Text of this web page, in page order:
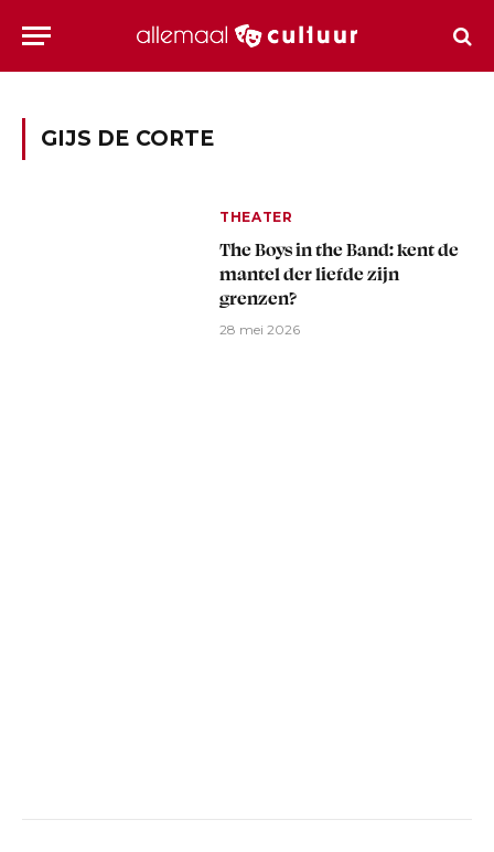
GIJS DE CORTE
THEATER
The Boys in the Band: kent de
mantel der liefde zijn
grenzen?
28 mei 2026